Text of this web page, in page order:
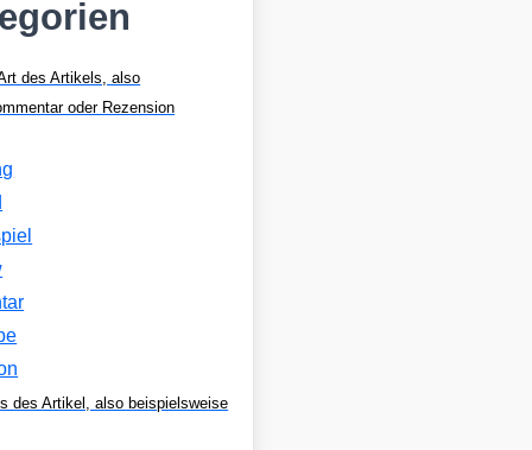
des Artikels, also
oder Rezension
des Artikel, also beispielsweise